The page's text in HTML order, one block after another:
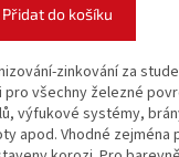
Přidat do košíku
zinkování za
všechny železné
výfukové systémy,
apod. Vhodné zejména